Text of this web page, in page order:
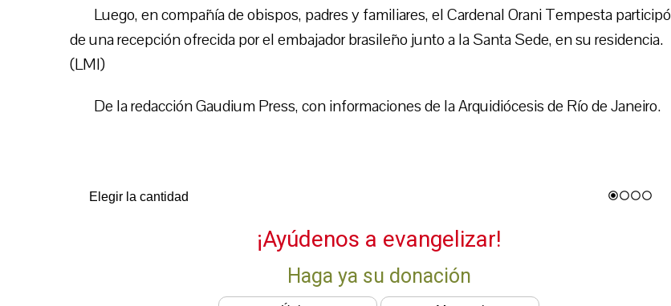
Luego, en compañía de obispos, padres y familiares, el Cardenal Orani Tempesta participó
de una recepción ofrecida por el embajador brasileño junto a la Santa Sede, en su residencia.
(LMI)
De la redacción Gaudium Press, con informaciones de la Arquidiócesis de Río de Janeiro.